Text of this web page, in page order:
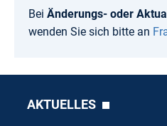
Bei Änderungs- oder
wenden Sie sich bitte an
AKTUELLES